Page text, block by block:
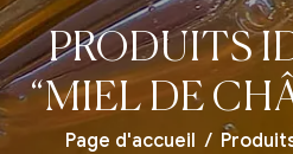
PRODUITS
“MIEL DE
Page d'accueil /